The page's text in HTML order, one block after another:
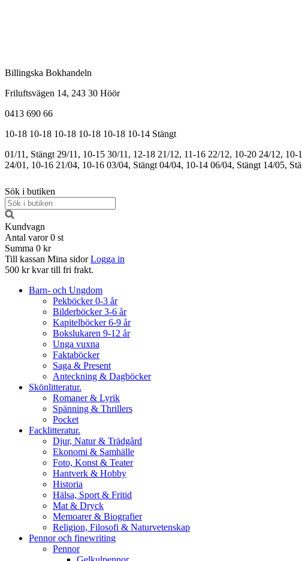
Billingska Bokhandeln
Friluftsvägen 14, 243 30 Höör
0413 690 66
10-18 10-18 10-18 10-18 10-18 10-14 Stängt
01/11, Stängt 29/11, 10-15 30/11, 12-18 21/12, 11-16 22/12, 10-20 24/12, 10-
24/01, 10-16 21/04, 10-16 03/04, Stängt 04/04, 10-14 06/04, Stängt 14/05,
Sök i butiken
Kundvagn
Antal varor 0 st
Summa 0 kr
Till kassan Mina sidor Logga in
500 kr kvar till fri frakt.
Barn- och Ungdom
Pekböcker 0-3 år
Bilderböcker 3-6 år
Kapitelböcker 6-9 år
Bokslukaren 9-12 år
Unga vuxna
Faktaböcker
Saga & Present
Anteckning & Dagböcker
Skönlitteratur.
Romaner & Lyrik
Spänning & Thrillers
Pocket
Facklitteratur.
Djur, Natur & Trädgård
Ekonomi & Samhälle
Foto, Konst & Teater
Hantverk & Hobby
Historia
Hälsa, Sport & Fritid
Mat & Dryck
Memoarer & Biografier
Religion, Filosofi & Naturvetenskap
Pennor och finewriting
Pennor